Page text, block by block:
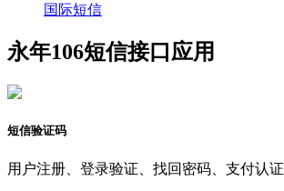
国际短信
永年106短信接口应用
短信验证码
用户注册、登录验证、找回密码、支付认证